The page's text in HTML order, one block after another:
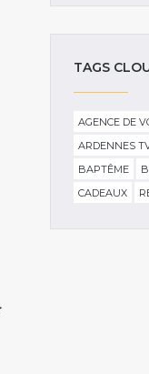
TAGS
AGENCE DE
ARDENNES
BAPTÊME
CADEAUX